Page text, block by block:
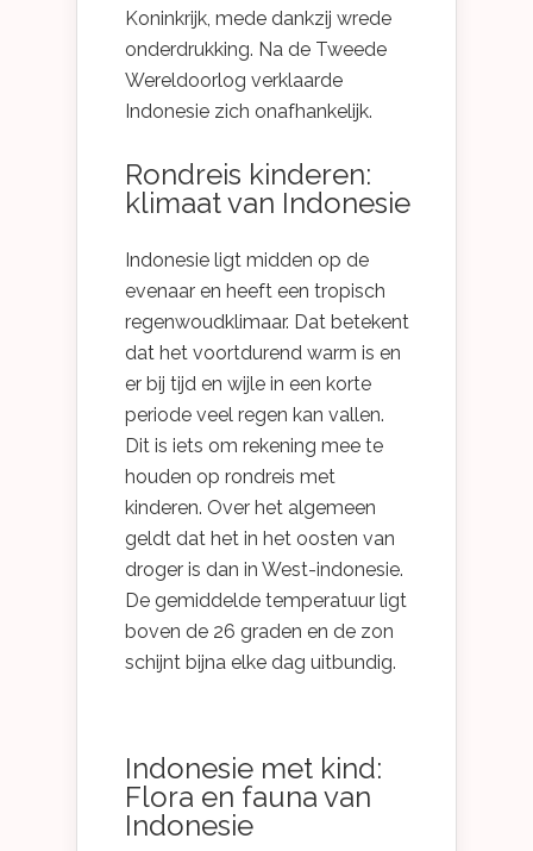
Koninkrijk, mede dankzij wrede
onderdrukking. Na de Tweede
Wereldoorlog verklaarde
Indonesie zich onafhankelijk.
Rondreis kinderen:
klimaat van Indonesie
Indonesie ligt midden op de
evenaar en heeft een tropisch
regenwoudklimaar. Dat betekent
dat het voortdurend warm is en
er bij tijd en wijle in een korte
periode veel regen kan vallen.
Dit is iets om rekening mee te
houden op rondreis met
kinderen. Over het algemeen
geldt dat het in het oosten van
droger is dan in West-indonesie.
De gemiddelde temperatuur ligt
boven de 26 graden en de zon
schijnt bijna elke dag uitbundig.
Indonesie met kind:
Flora en fauna van
Indonesie